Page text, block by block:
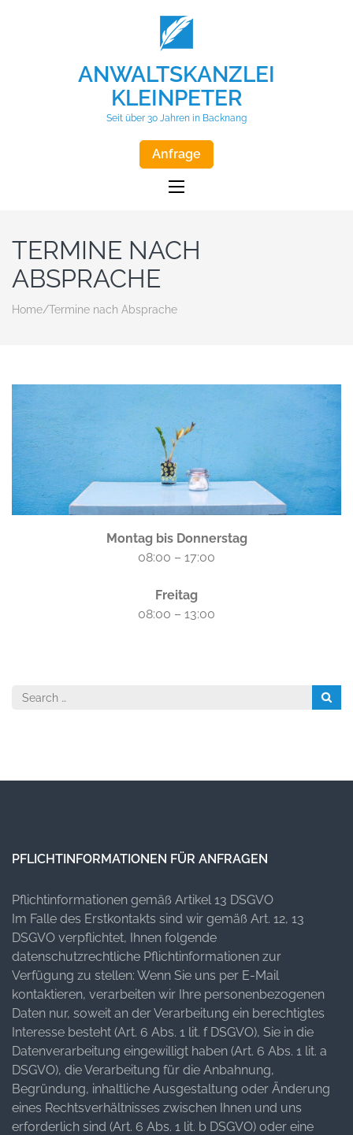
ANWALTSKANZLEI
KLEINPETER
Seit über 30 Jahren in Backnang
Anfrage
TERMINE NACH
ABSPRACHE
Home/Termine nach Absprache
Montag bis Donnerstag
08:00 – 17:00
Freitag
08:00 – 13:00
Search
PFLICHTINFORMATIONEN FÜR ANFRAGEN
Pflichtinformationen gemäß Artikel 13 DSGVO
Im Falle des Erstkontakts sind wir gemäß Art. 12, 13
DSGVO verpflichtet, Ihnen folgende
datenschutzrechtliche Pflichtinformationen zur
Verfügung zu stellen: Wenn Sie uns per E-Mail
kontaktieren, verarbeiten wir Ihre personenbezogenen
Daten nur, soweit an der Verarbeitung ein berechtigtes
Interesse besteht (Art. 6 Abs. 1 lit. f DSGVO), Sie in die
Datenverarbeitung eingewilligt haben (Art. 6 Abs. 1 lit. a
DSGVO), die Verarbeitung für die Anbahnung,
Begründung, inhaltliche Ausgestaltung oder Änderung
eines Rechtsverhältnisses zwischen Ihnen und uns
erforderlich sind (Art. 6 Abs. 1 lit. b DSGVO) oder eine